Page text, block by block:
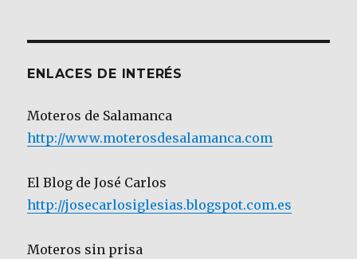
ENLACES DE INTERÉS
Moteros de Salamanca
http://www.moterosdesalamanca.com
El Blog de José Carlos
http://josecarlosiglesias.blogspot.com.es
Moteros sin prisa